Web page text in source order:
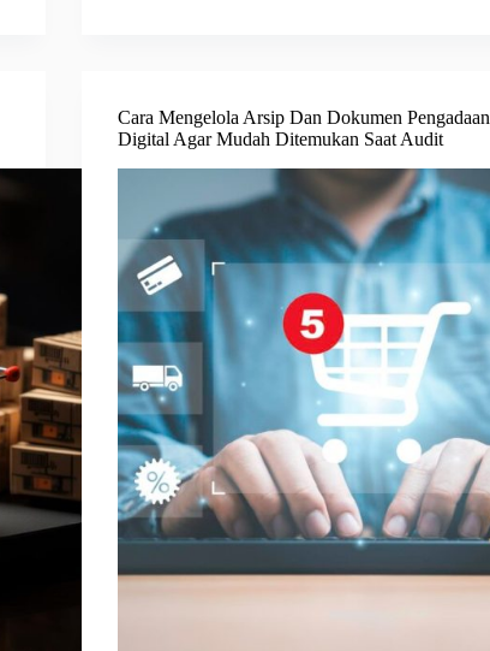
Cara Mengelola Arsip Dan Dokumen Pengadaan
Digital Agar Mudah Ditemukan Saat Audit